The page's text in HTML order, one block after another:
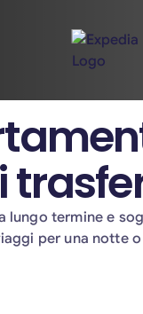
lungo termine e
per una notte